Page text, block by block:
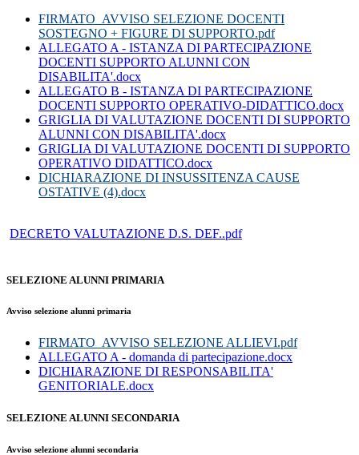
FIRMATO_AVVISO SELEZIONE DOCENTI
SOSTEGNO + FIGURE DI SUPPORTO.pdf
ALLEGATO A - ISTANZA DI PARTECIPAZIONE
DOCENTI SUPPORTO ALUNNI CON
DISABILITA'.docx
ALLEGATO B - ISTANZA DI PARTECIPAZIONE
DOCENTI SUPPORTO OPERATIVO-DIDATTICO.docx
GRIGLIA DI VALUTAZIONE DOCENTI DI SUPPORTO
ALUNNI CON DISABILITA'.docx
GRIGLIA DI VALUTAZIONE DOCENTI DI SUPPORTO
OPERATIVO DIDATTICO.docx
DICHIARAZIONE DI INSUSSITENZA CAUSE
OSTATIVE (4).docx
DECRETO VALUTAZIONE D.S. DEF..pdf
SELEZIONE ALUNNI PRIMARIA
Avviso selezione alunni primaria
FIRMATO_AVVISO SELEZIONE ALLIEVI.pdf
ALLEGATO A - domanda di partecipazione.docx
DICHIARAZIONE DI RESPONSABILITA'
GENITORIALE.docx
SELEZIONE ALUNNI SECONDARIA
Avviso selezione alunni secondaria